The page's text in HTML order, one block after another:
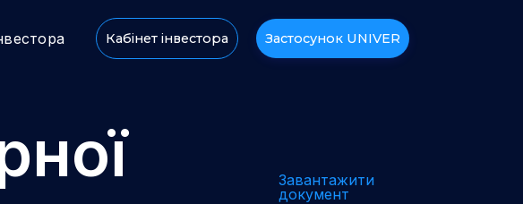
Кабінет інвестора Застосунок UNIVER
Завантажити
документ